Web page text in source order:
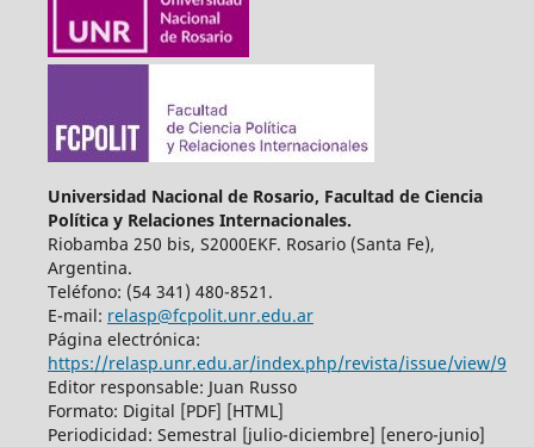
Universidad Nacional de Rosario, Facultad de Ciencia
Política y Relaciones Internacionales.
Riobamba 250 bis, S2000EKF. Rosario (Santa Fe),
Argentina.
Teléfono: (54 341) 480-8521.
E-mail: relasp@fcpolit.unr.edu.ar
Página electrónica:
https://relasp.unr.edu.ar/index.php/revista/issue/view/9
Editor responsable: Juan Russo
Formato: Digital [PDF] [HTML]
Periodicidad: Semestral [julio-diciembre] [enero-junio]